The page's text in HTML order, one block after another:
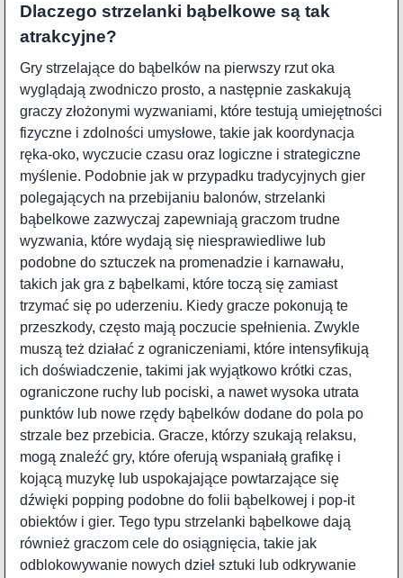
Dlaczego strzelanki bąbelkowe są tak
atrakcyjne?
Gry strzelające do bąbelków na pierwszy rzut oka
wyglądają zwodniczo prosto, a następnie zaskakują
graczy złożonymi wyzwaniami, które testują umiejętności
fizyczne i zdolności umysłowe, takie jak koordynacja
ręka-oko, wyczucie czasu oraz logiczne i strategiczne
myślenie. Podobnie jak w przypadku tradycyjnych gier
polegających na przebijaniu balonów, strzelanki
bąbelkowe zazwyczaj zapewniają graczom trudne
wyzwania, które wydają się niesprawiedliwe lub
podobne do sztuczek na promenadzie i karnawału,
takich jak gra z bąbelkami, które toczą się zamiast
trzymać się po uderzeniu. Kiedy gracze pokonują te
przeszkody, często mają poczucie spełnienia. Zwykle
muszą też działać z ograniczeniami, które intensyfikują
ich doświadczenie, takimi jak wyjątkowo krótki czas,
ograniczone ruchy lub pociski, a nawet wysoka utrata
punktów lub nowe rzędy bąbelków dodane do pola po
strzale bez przebicia. Gracze, którzy szukają relaksu,
mogą znaleźć gry, które oferują wspaniałą grafikę i
kojącą muzykę lub uspokajające powtarzające się
dźwięki popping podobne do folii bąbelkowej i pop-it
obiektów i gier. Tego typu strzelanki bąbelkowe dają
również graczom cele do osiągnięcia, takie jak
odblokowywanie nowych dzieł sztuki lub odkrywanie